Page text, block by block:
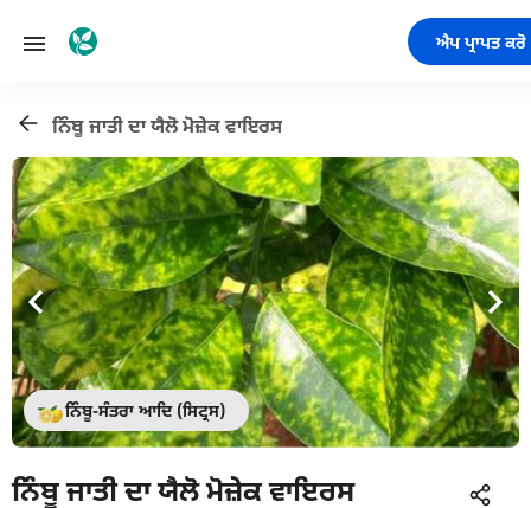
ਐਪ ਪ੍ਰਾਪਤ ਕਰੋ
ਨਿੰਬੂ ਜਾਤੀ ਦਾ ਯੈਲੋ ਮੋਜ਼ੇਕ ਵਾਇਰਸ
ਨਿੰਬੂ-ਸੰਤਰਾ ਆਦਿ (ਸਿਟ੍ਰਸ)
ਨਿੰਬੂ ਜਾਤੀ ਦਾ ਯੈਲੋ ਮੋਜ਼ੇਕ ਵਾਇਰਸ